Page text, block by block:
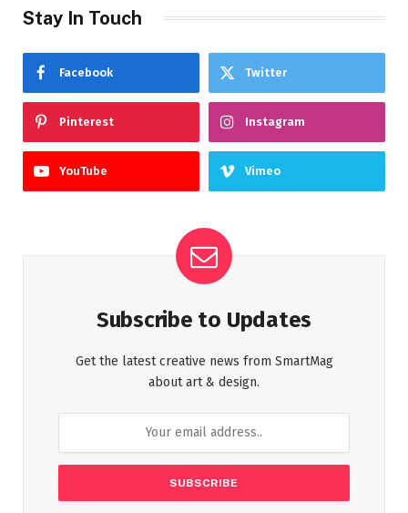
Stay In Touch
Facebook Twitter
Pinterest Instagram
YouTube Vimeo
Subscribe to Updates
Get the latest creative news from SmartMag
about art & design.